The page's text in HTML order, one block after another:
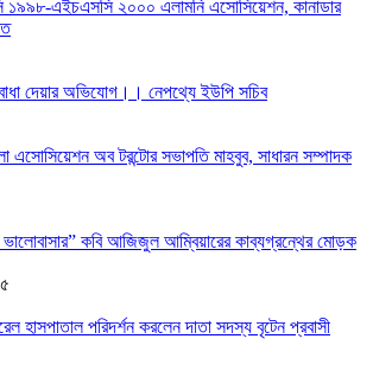
১৯৯৮-এইচএসসি ২০০০ এলামনি এসোসিয়েশন, কানাডার
দেয়ার অভিযোগ।। নেপথ্যে ইউপি সচিব
এসোসিয়েশন অব টরন্টোর সভাপতি মাহবুব, সাধারন সম্পাদক
ভালোবাসার” কবি আজিজুল আম্বিয়ারের কাব্যগ্রন্থের মোড়ক
হাসপাতাল পরিদর্শন করলেন দাতা সদস্য বৃটেন প্রবাসী